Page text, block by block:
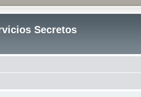
Secretos